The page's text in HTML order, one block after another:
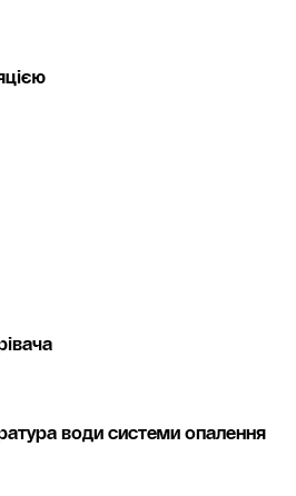
води системи опалення